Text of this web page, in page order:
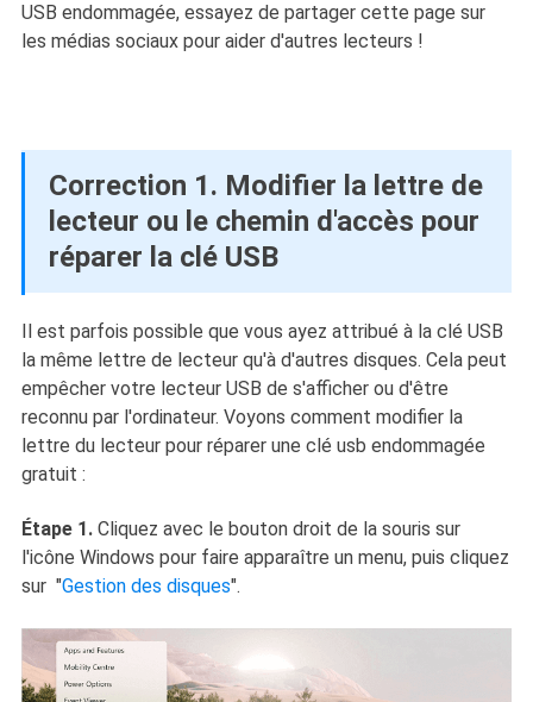
USB endommagée, essayez de partager cette page sur
les médias sociaux pour aider d'autres lecteurs !
Correction 1. Modifier la lettre de
lecteur ou le chemin d'accès pour
réparer la clé USB
Il est parfois possible que vous ayez attribué à la clé USB
la même lettre de lecteur qu'à d'autres disques. Cela peut
empêcher votre lecteur USB de s'afficher ou d'être
reconnu par l'ordinateur. Voyons comment modifier la
lettre du lecteur pour réparer une clé usb endommagée
gratuit :
Étape 1. Cliquez avec le bouton droit de la souris sur
l'icône Windows pour faire apparaître un menu, puis cliquez
sur "Gestion des disques".